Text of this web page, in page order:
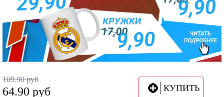
109.90 руб
64.90 руб КУПИТЬ